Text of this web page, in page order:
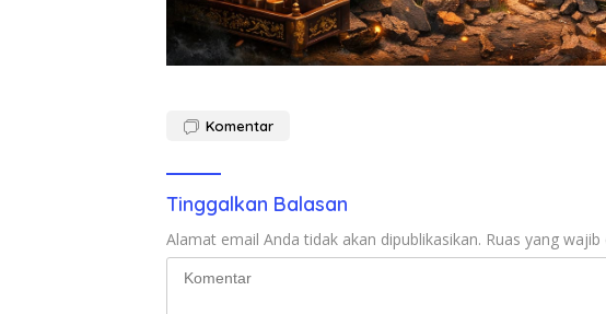
Komentar
Tinggalkan Balasan
Alamat email Anda tidak akan dipublikasikan. Ruas yang wajib